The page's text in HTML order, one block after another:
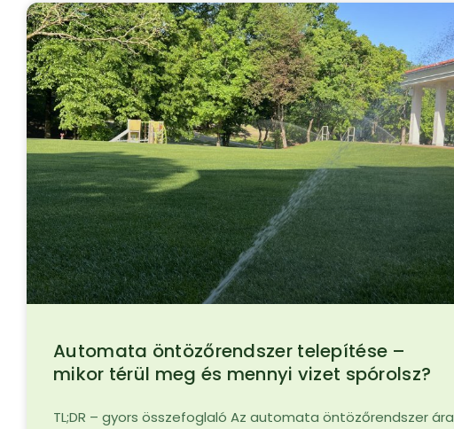
Automata öntözőrendszer telepítése –
mikor térül meg és mennyi vizet spórolsz?
TL;DR – gyors összefoglaló Az automata öntözőrendszer ára